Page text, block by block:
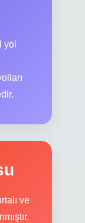
yol
ve